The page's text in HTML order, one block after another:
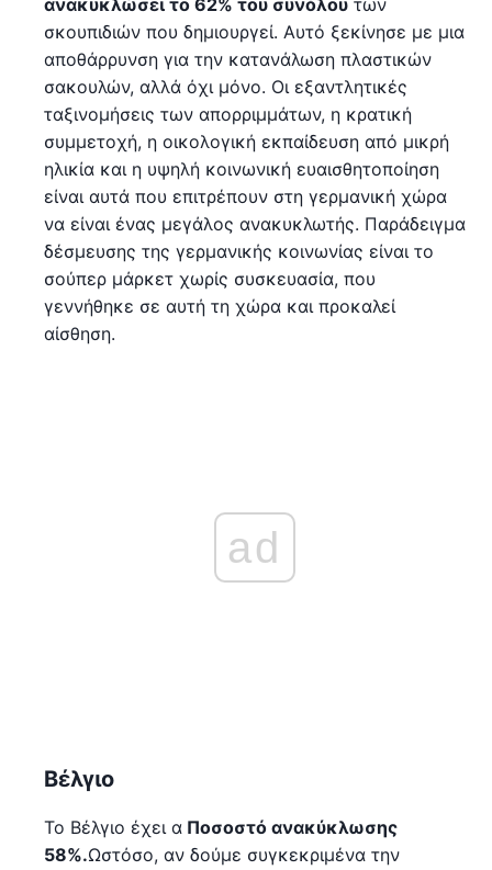
σκουπιδιών που δημιουργεί. Αυτό ξεκίνησε με μια
αποθάρρυνση για την κατανάλωση πλαστικών
σακουλών, αλλά όχι μόνο. Οι εξαντλητικές
ταξινομήσεις των απορριμμάτων, η κρατική
συμμετοχή, η οικολογική εκπαίδευση από μικρή
ηλικία και η υψηλή κοινωνική ευαισθητοποίηση
είναι αυτά που επιτρέπουν στη γερμανική χώρα
να είναι ένας μεγάλος ανακυκλωτής. Παράδειγμα
δέσμευσης της γερμανικής κοινωνίας είναι το
σούπερ μάρκετ χωρίς συσκευασία, που
γεννήθηκε σε αυτή τη χώρα και προκαλεί
αίσθηση.
ad
Βέλγιο
Το Βέλγιο έχει α Ποσοστό ανακύκλωσης
58%.Ωστόσο, αν δούμε συγκεκριμένα την